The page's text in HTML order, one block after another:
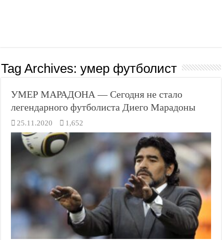
Tag Archives:умер футболист
УМЕР МАРАДОНА — Сегодня не стало
легендарного футболиста Диего Марадоны
25.11.2020 1,652